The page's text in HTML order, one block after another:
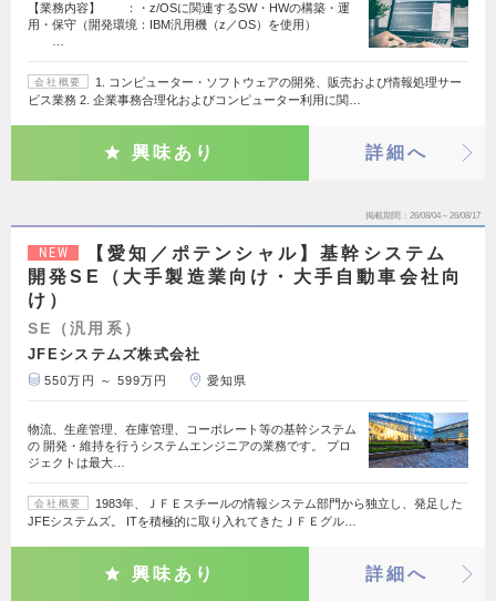
【業務内容】 ：・z/OSに関連するSW・HWの構築・運
用・保守（開発環境：IBM汎用機（z／OS）を使用）
会社概要
1. コンピューター・ソフトウェアの開発、販売および情報処理サー
ビス業務 2. 企業事務合理化およびコンピューター利用に関…
興味あり 詳細へ
掲載期間 26/08/04～26/08/17
NEW
【愛知／ポテンシャル】基幹システム
開発SE（大手製造業向け・大手自動車会社向
け）
SE（汎用系）
JFEシステムズ株式会社
550万円 ～ 599万円 愛知県
物流、生産管理、在庫管理、コーポレート等の基幹システム
の 開発・維持を行うシステムエンジニアの業務です。 プロ
ジェクトは最大…
会社概要
1983年、ＪＦＥスチールの情報システム部門から独立し、発足した
JFEシステムズ。 ITを積極的に取り入れてきたＪＦＥグル…
興味あり 詳細へ